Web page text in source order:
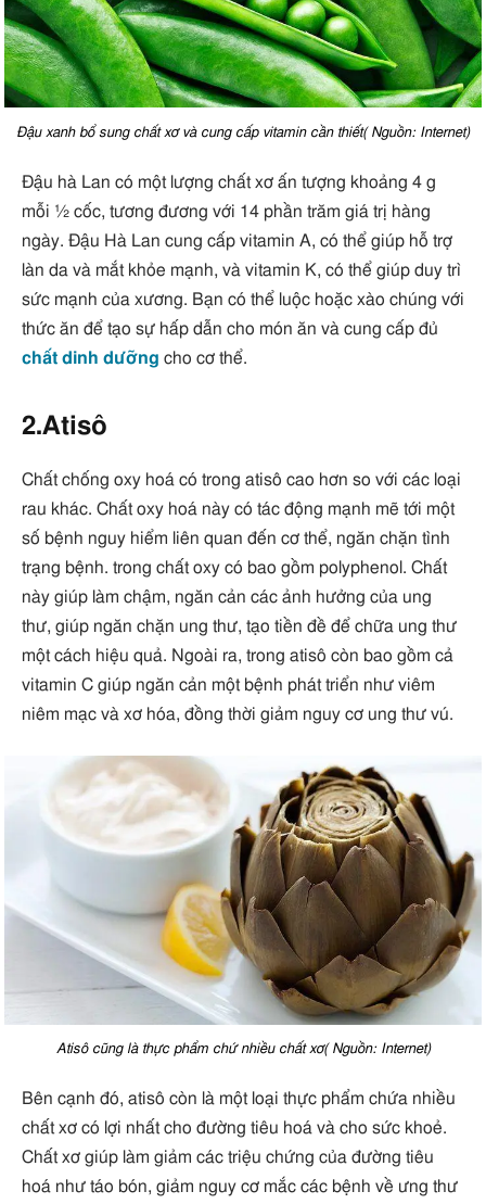
Đậu xanh bổ sung chất xơ và cung cấp vitamin cần thiết( Nguồn: Internet)
Đậu hà Lan có một lượng chất xơ ấn tượng khoảng 4 g
mỗi ½ cốc, tương đương với 14 phần trăm giá trị hàng
ngày. Đậu Hà Lan cung cấp vitamin A, có thể giúp hỗ trợ
làn da và mắt khỏe mạnh, và vitamin K, có thể giúp duy trì
sức mạnh của xương. Bạn có thể luộc hoặc xào chúng với
thức ăn để tạo sự hấp dẫn cho món ăn và cung cấp đủ
chất dinh dưỡng cho cơ thể.
2.Atisô
Chất chống oxy hoá có trong atisô cao hơn so với các loại
rau khác. Chất oxy hoá này có tác động mạnh mẽ tới một
số bệnh nguy hiểm liên quan đến cơ thể, ngăn chặn tình
trạng bệnh. trong chất oxy có bao gồm polyphenol. Chất
này giúp làm chậm, ngăn cản các ảnh hưởng của ung
thư, giúp ngăn chặn ung thư, tạo tiền đề để chữa ung thư
một cách hiệu quả. Ngoài ra, trong atisô còn bao gồm cả
vitamin C giúp ngăn cản một bệnh phát triển như viêm
niêm mạc và xơ hóa, đồng thời giảm nguy cơ ung thư vú.
Atisô cũng là thực phẩm chứ nhiều chất xơ( Nguồn: Internet)
Bên cạnh đó, atisô còn là một loại thực phẩm chứa nhiều
chất xơ có lợi nhất cho đường tiêu hoá và cho sức khoẻ.
Chất xơ giúp làm giảm các triệu chứng của đường tiêu
hoá như táo bón, giảm nguy cơ mắc các bệnh về ưng thư